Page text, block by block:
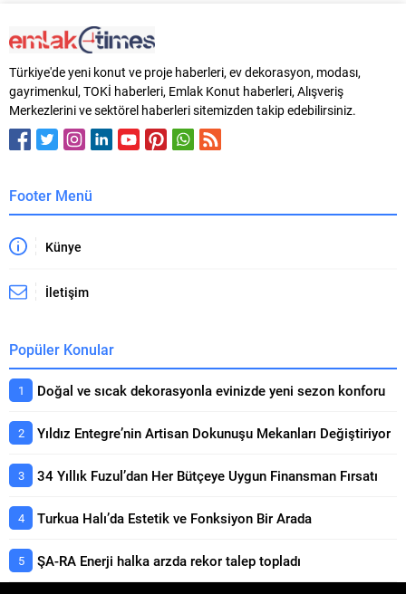
çözünürlüklü video ve
fotoğraflarla desteklenen ilanlar
piyasasını kökünden değiştirdi.
REIDIN ve Doğuş Grubu
birlikteliğiyle 2015 yılında hayata
geçirilen Zingat da bu alandaki
profesyonel platformlardan biri.
sıkıştırma performansı ile
sektörde yeni bir dönem başlattı.
Yaygın satış ve...
Türkiye'de yeni konut ve proje haberleri, ev dekorasyon, modası,
gayrimenkul, TOKİ haberleri, Emlak Konut haberleri, Alışveriş
Merkezlerini ve sektörel haberleri sitemizden takip edebilirsiniz.
Footer Menü
Künye
İletişim
Popüler Konular
Doğal ve sıcak dekorasyonla evinizde yeni sezon konforu
Yıldız Entegre’nin Artisan Dokunuşu Mekanları Değiştiriyor
34 Yıllık Fuzul’dan Her Bütçeye Uygun Finansman Fırsatı
Turkua Halı’da Estetik ve Fonksiyon Bir Arada
ŞA-RA Enerji halka arzda rekor talep topladı